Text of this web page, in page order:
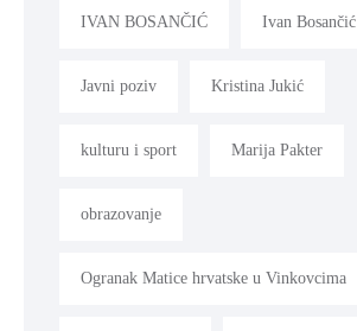
IVAN BOSANČIĆ Ivan Bosančić
Javni poziv Kristina Jukić
kulturu i sport Marija Pakter
obrazovanje
Ogranak Matice hrvatske u Vinkovcima